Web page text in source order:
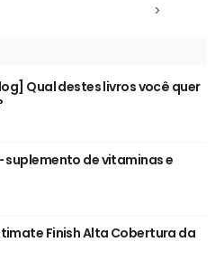
>
Qual destes livros você quer
suplemento de vitaminas e
Finish Alta Cobertura da